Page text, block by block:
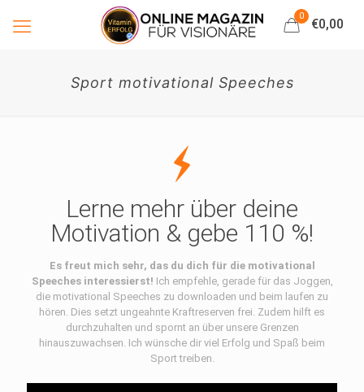
0
€0,00
Sport motivational Speeches
Lerne mehr über deine
Motivation & gebe 110 %!
Es freut mich sehr, das du dich für die motivational
Speeches interessierst! Ich empfehle, gerade für das Joggen,
die motivational Speeches zu downloaden und beim laufen zu
hören. Dies setzt ungeahnte Kraftreserven frei. Zudem hilft es
durchzuhalten und spornt an über unsere Grenzen
hinauszuwachsen. Ich wünsche dir viel Erfolg und Spaß beim
Sport treiben.